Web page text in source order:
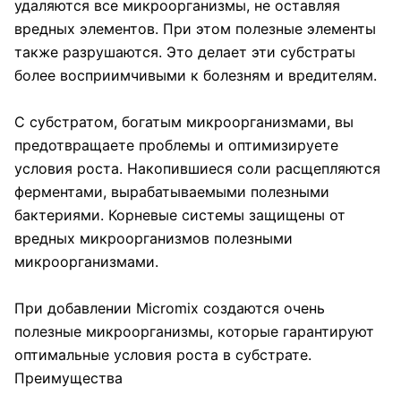
удаляются все микроорганизмы, не оставляя
вредных элементов. При этом полезные элементы
также разрушаются. Это делает эти субстраты
более восприимчивыми к болезням и вредителям.
С субстратом, богатым микроорганизмами, вы
предотвращаете проблемы и оптимизируете
условия роста. Накопившиеся соли расщепляются
ферментами, вырабатываемыми полезными
бактериями. Корневые системы защищены от
вредных микроорганизмов полезными
микроорганизмами.
При добавлении Micromix создаются очень
полезные микроорганизмы, которые гарантируют
оптимальные условия роста в субстрате.
Преимущества